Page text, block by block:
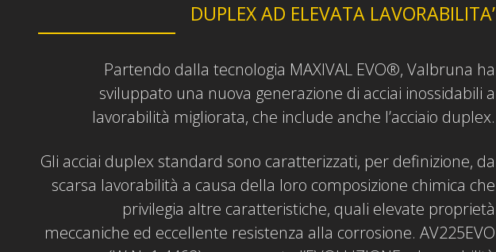
DUPLEX AD ELEVATA LAVORABILITA’
Partendo dalla tecnologia MAXIVAL EVO®, Valbruna ha
sviluppato una nuova generazione di acciai inossidabili a
lavorabilità migliorata, che include anche l’acciaio duplex.
Gli acciai duplex standard sono caratterizzati, per definizione, da
scarsa lavorabilità a causa della loro composizione chimica che
privilegia altre caratteristiche, quali elevate proprietà
meccaniche ed eccellente resistenza alla corrosione. AV225EVO